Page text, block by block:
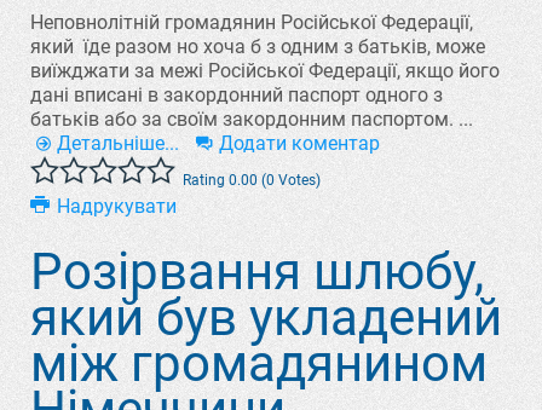
Неповнолітній громадянин Російської Федерації,
який їде разом но хоча б з одним з батьків, може
виїжджати за межі Російської Федерації, якщо його
дані вписані в закордонний паспорт одного з
батьків або за своїм закордонним паспортом. ...
Детальніше...
Додати коментар
Rating 0.00 (0 Votes)
Надрукувати
Розірвання шлюбу,
який був укладений
між громадянином